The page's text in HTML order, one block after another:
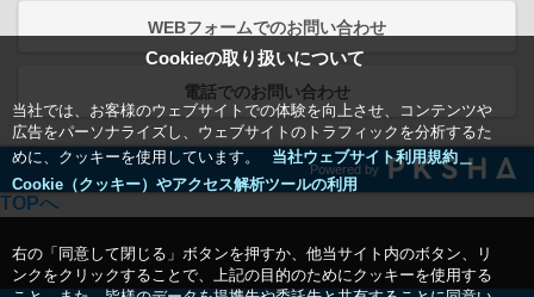
Cookieの取り扱いについて
当社では、お客様のウェブサイトでの体験を向上させ、コンテンツや
広告をパーソナライズし、ウェブサイトのトラフィックを分析するた
めに、クッキーを使用しています。
当社ウェブサイト利用規約＿
Cookie（クッキー）やアクセス解析ツールの利用
右の「同意して閉じる」ボタンを押すか、他当サイト内のボタン、リ
ンクをクリックすることで、上記の目的のためにクッキーを使用する
WEBフォームでのお問い合わせ
電話でのお問い合わせ
Powered by
TOPへ